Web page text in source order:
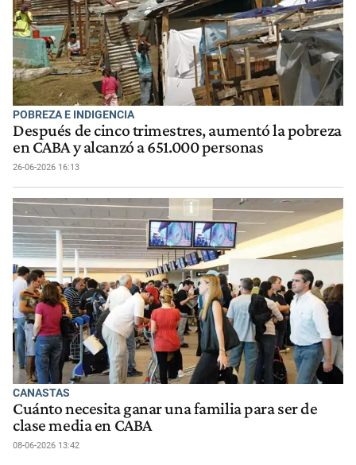
POBREZA E INDIGENCIA
Después de cinco trimestres, aumentó la pobreza
en CABA y alcanzó a 651.000 personas
26-06-2026 16:13
CANASTAS
Cuánto necesita ganar una familia para ser de
clase media en CABA
08-06-2026 13:42